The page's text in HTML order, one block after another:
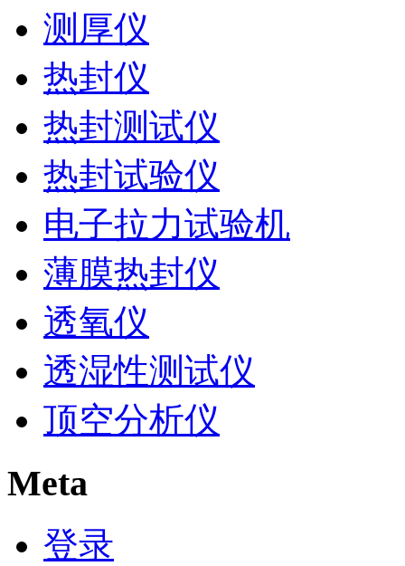
测厚仪
热封仪
热封测试仪
热封试验仪
电子拉力试验机
薄膜热封仪
透氧仪
透湿性测试仪
顶空分析仪
Meta
登录